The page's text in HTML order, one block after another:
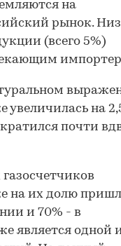
на
рынок.
(всего 5%)
увеличилась на
почти
на их долю
и 70% - в
является одной